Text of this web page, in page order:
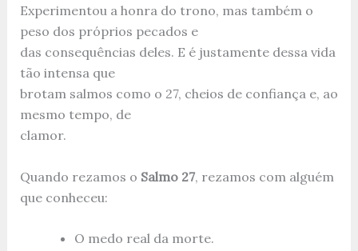
Experimentou a honra do trono, mas também o
peso dos próprios pecados e
das consequências deles. E é justamente dessa vida
tão intensa que
brotam salmos como o 27, cheios de confiança e, ao
mesmo tempo, de
clamor.
Quando rezamos o Salmo 27, rezamos com alguém
que conheceu:
O medo real da morte.